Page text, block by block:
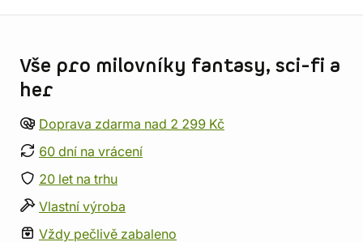
Vše pro milovníky fantasy, sci-fi a
her
Doprava zdarma nad 2 299 Kč
60 dní na vrácení
20 let na trhu
Vlastní výroba
Vždy pečlivě zabaleno